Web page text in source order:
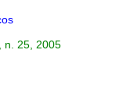
n. 25, 2005